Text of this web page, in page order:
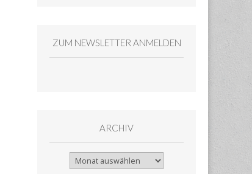
ZUM NEWSLETTER ANMELDEN
ARCHIV
Archiv